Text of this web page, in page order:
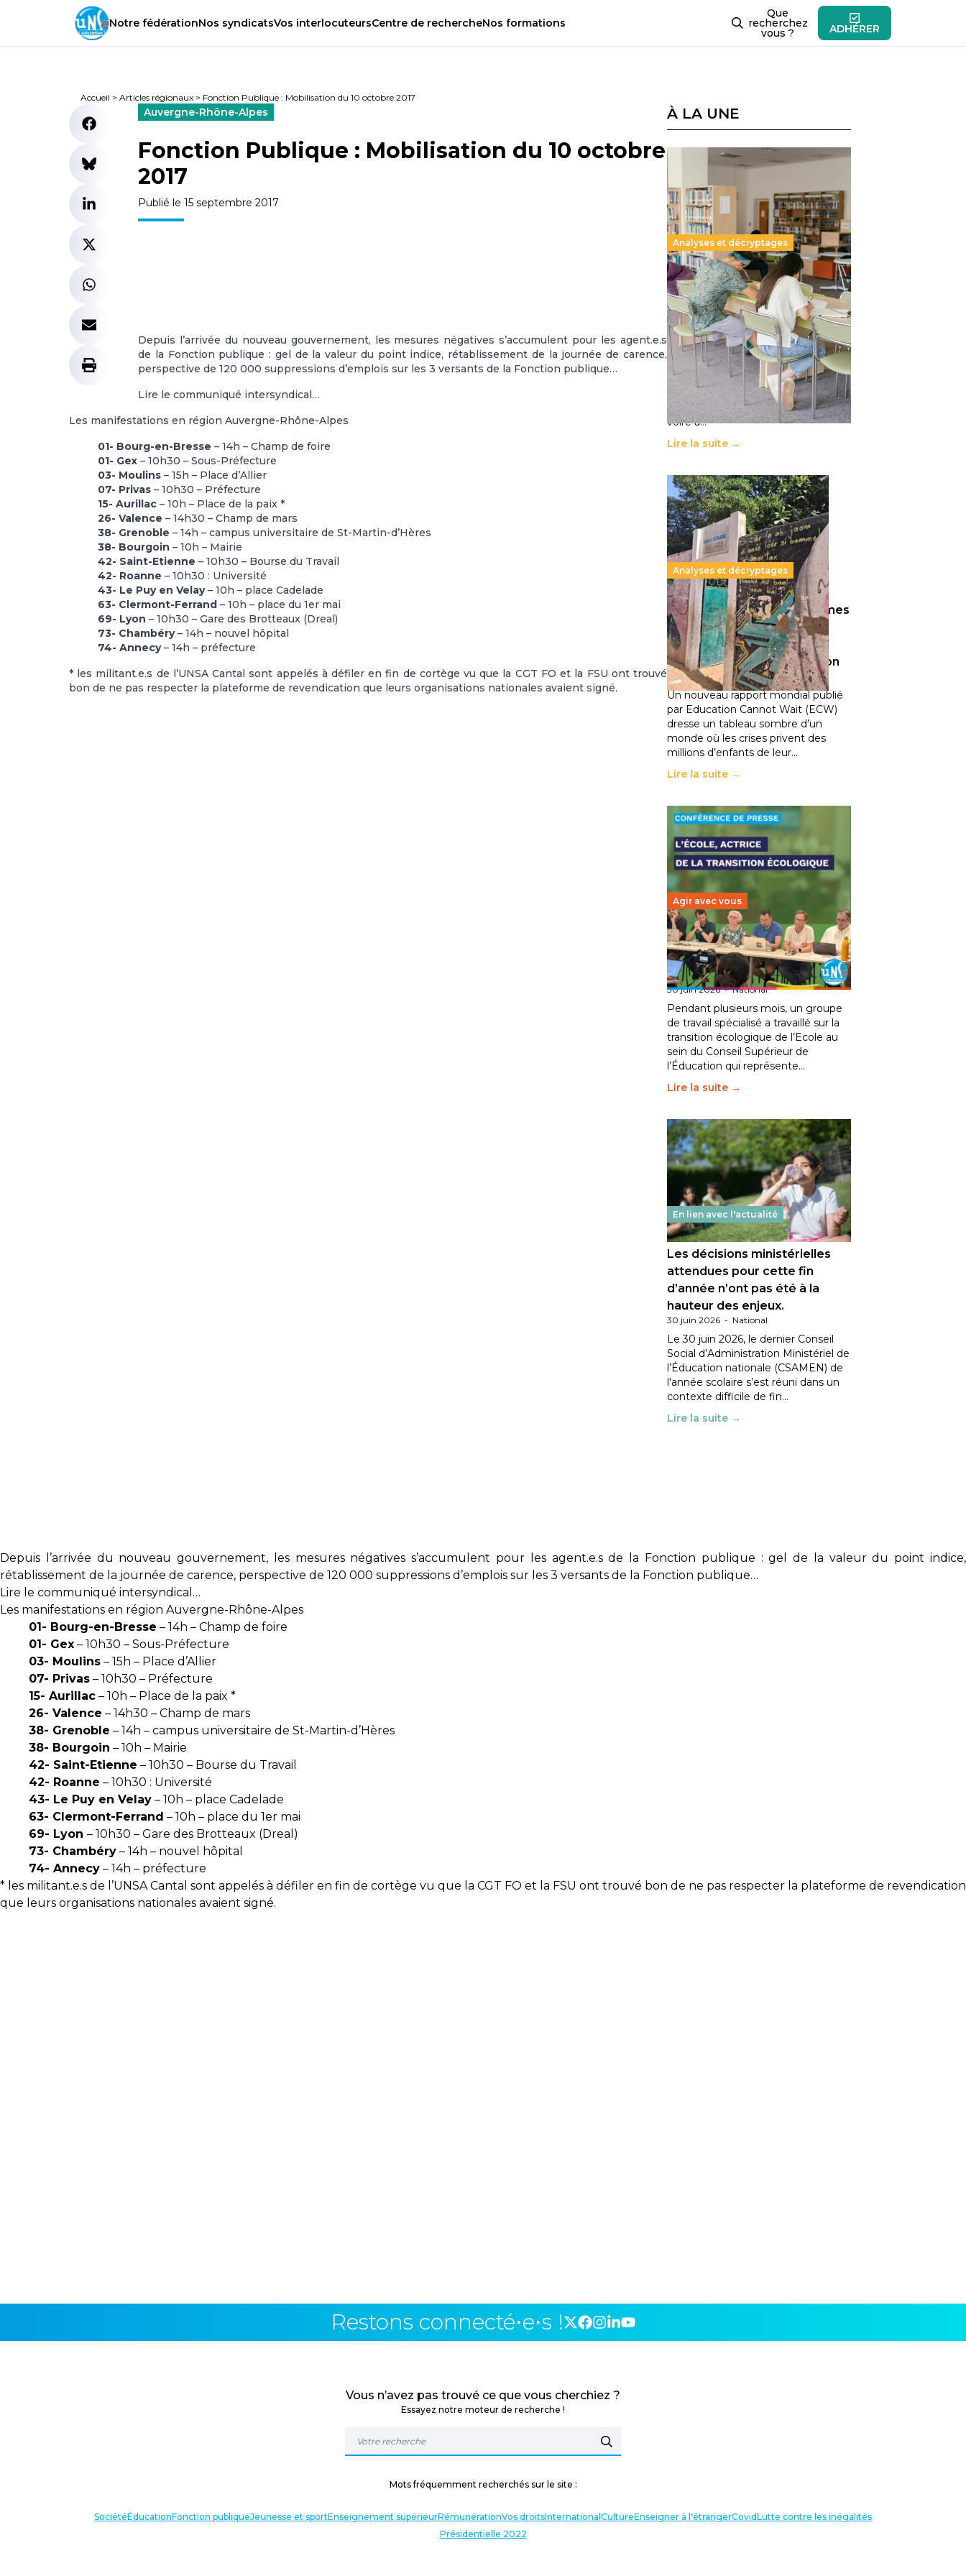
Notre fédérationNos syndicatsVos interlocuteursCentre de rechercheNos formations
Que
recherchez
vous ? ADHÉRER
Accueil > Articles régionaux > Fonction Publique : Mobilisation du 10 octobre 2017
Auvergne-Rhône-Alpes
Fonction Publique : Mobilisation du 10 octobre
2017
Publié le 15 septembre 2017
Depuis l’arrivée du nouveau gouvernement, les mesures négatives s’accumulent pour les agent.e.s
de la Fonction publique : gel de la valeur du point indice, rétablissement de la journée de carence,
perspective de 120 000 suppressions d’emplois sur les 3 versants de la Fonction publique…
Lire le communiqué intersyndical…
Les manifestations en région Auvergne-Rhône-Alpes
01- Bourg-en-Bresse – 14h – Champ de foire
01- Gex – 10h30 – Sous-Préfecture
03- Moulins – 15h – Place d’Allier
07- Privas – 10h30 – Préfecture
15- Aurillac – 10h – Place de la paix *
26- Valence – 14h30 – Champ de mars
38- Grenoble – 14h – campus universitaire de St-Martin-d’Hères
38- Bourgoin – 10h – Mairie
42- Saint-Etienne – 10h30 – Bourse du Travail
42- Roanne – 10h30 : Université
43- Le Puy en Velay– 10h – place Cadelade
63- Clermont-Ferrand – 10h – place du 1er mai
69- Lyon – 10h30 – Gare des Brotteaux (Dreal)
73- Chambéry– 14h – nouvel hôpital
74- Annecy– 14h – préfecture
* les militant.e.s de l’UNSA Cantal sont appelés à défiler en fin de cortège vu que la CGT FO et la FSU ont trouvé
bon de ne pas respecter la plateforme de revendication que leurs organisations nationales avaient signé.
À LA UNE
Analyses et décryptages
Supérieur privé : une dérive
qui met à mal la promesse
républicaine
11 juillet 2026- National
Le projet de loi sur la régulation de
l’enseignement supérieur privé met
en lumière l’amplification d’un
système qui relègue l’acte
pédagogique au superfétatoire,
voire à…
Lire la suite →
Analyses et décryptages
258 millions d’enfants victimes
de la guerre, des chocs
climatiques et des
déplacements de population
11 juillet 2026 -National
Un nouveau rapport mondial publié
par Education Cannot Wait (ECW)
dresse un tableau sombre d’un
monde où les crises privent des
millions d’enfants de leur…
Lire la suite →
Agir avec vous
Transition écologique de
l’éducation : l’UNSA Éducation
fait bouger les lignes
30 juin 2026-National
Pendant plusieurs mois, un groupe
de travail spécialisé a travaillé sur la
transition écologique de l’Ecole au
sein du Conseil Supérieur de
l’Éducation qui représente…
Lire la suite →
En lien avec l'actualité
Les décisions ministérielles
attendues pour cette fin
d’année n’ont pas été à la
hauteur des enjeux.
30 juin 2026 - National
Le 30 juin 2026, le dernier Conseil
Social d’Administration Ministériel de
l’Éducation nationale (CSAMEN) de
l'année scolaire s’est réuni dans un
contexte difficile de fin…
Lire la suite →
Depuis l’arrivée du nouveau gouvernement, les mesures négatives s’accumulent pour les agent.e.s de la Fonction publique : gel de la valeur du point indice,
rétablissement de la journée de carence, perspective de 120 000 suppressions d’emplois sur les 3 versants de la Fonction publique…
Lire le communiqué intersyndical…
Les manifestations en région Auvergne-Rhône-Alpes
01- Bourg-en-Bresse – 14h – Champ de foire
01- Gex – 10h30 – Sous-Préfecture
03- Moulins – 15h – Place d’Allier
07- Privas – 10h30 – Préfecture
15- Aurillac – 10h – Place de la paix *
26- Valence – 14h30 – Champ de mars
38- Grenoble – 14h – campus universitaire de St-Martin-d’Hères
38- Bourgoin – 10h – Mairie
42- Saint-Etienne – 10h30 – Bourse du Travail
42- Roanne – 10h30 : Université
43- Le Puy en Velay – 10h – place Cadelade
63- Clermont-Ferrand – 10h – place du 1er mai
69- Lyon – 10h30 – Gare des Brotteaux (Dreal)
73- Chambéry – 14h – nouvel hôpital
74- Annecy – 14h – préfecture
* les militant.e.s de l’UNSA Cantal sont appelés à défiler en fin de cortège vu que la CGT FO et la FSU ont trouvé bon de ne pas respecter la plateforme de revendication
que leurs organisations nationales avaient signé.
Restons connecté⋅e⋅s !
Vous n’avez pas trouvé ce que vous cherchiez ?
Essayez notre moteur de recherche !
Mots fréquemment recherchés sur le site :
SociétéÉducationFonction publiqueJeunesse et sportEnseignement supérieurRémunérationVos droitsInternational CultureEnseigner à l'étrangerCovidLutte contre les inégalités
Présidentielle 2022